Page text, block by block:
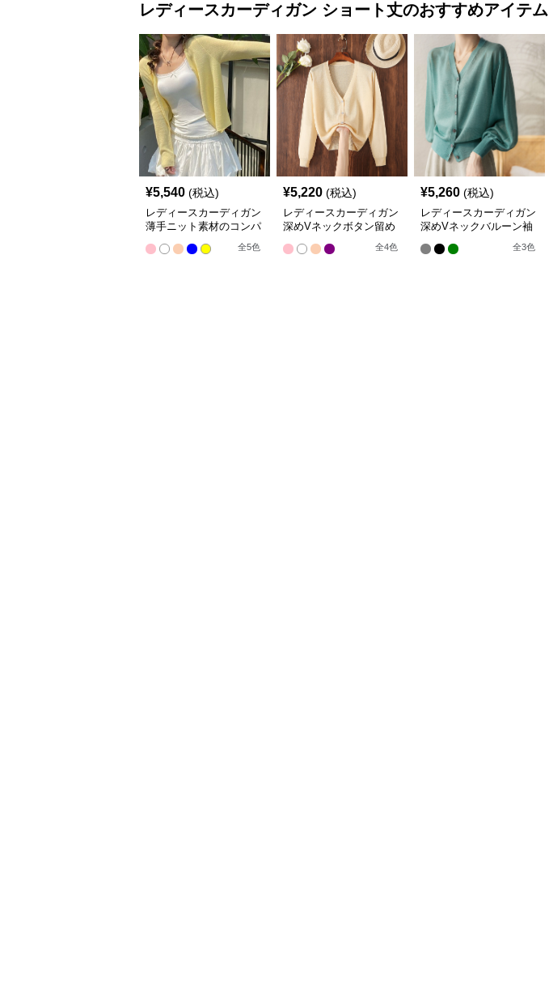
レディースカーディガン ショート丈のおすすめアイテム
¥5,540 (税込)
レディースカーディガン
薄手ニット素材のコンパ
全5色
¥5,220 (税込)
レディースカーディガン
深めVネックボタン留め
ショート丈ニットカーデ
ィガン
全4色
¥5,260 (税込)
レディースカーディガン
深めVネックバルーン袖
全3色